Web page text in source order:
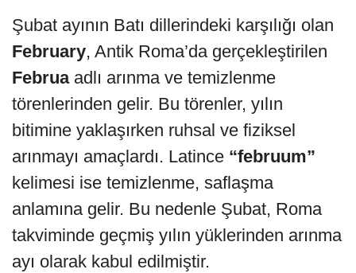
Şubat ayının Batı dillerindeki karşılığı olan
February, Antik Roma’da gerçekleştirilen
Februaadlı arınma ve temizlenme
törenlerinden gelir. Bu törenler, yılın
bitimine yaklaşırken ruhsal ve fiziksel
arınmayı amaçlardı. Latince “februum”
kelimesi ise temizlenme, saflaşma
anlamına gelir. Bu nedenle Şubat, Roma
takviminde geçmiş yılın yüklerinden arınma
ayı olarak kabul edilmiştir.